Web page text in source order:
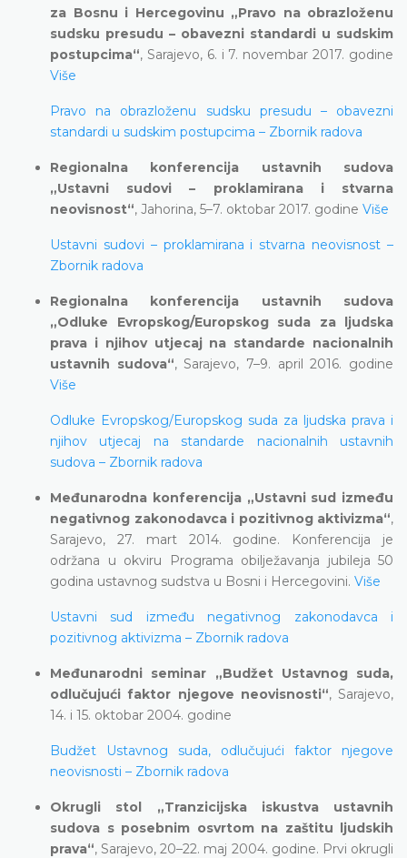
za Bosnu i Hercegovinu „Pravo na obrazloženu
sudsku presudu – obavezni standardi u sudskim
postupcima“, Sarajevo, 6. i 7. novembar 2017. godine
Više
Pravo na obrazloženu sudsku presudu – obavezni
standardi u sudskim postupcima – Zbornik radova
Regionalna konferencija ustavnih sudova
„Ustavni sudovi – proklamirana i stvarna
neovisnost“, Jahorina, 5–7. oktobar 2017. godine Više
Ustavni sudovi – proklamirana i stvarna neovisnost –
Zbornik radova
Regionalna konferencija ustavnih sudova
„Odluke Evropskog/Europskog suda za ljudska
prava i njihov utjecaj na standarde nacionalnih
ustavnih sudova“, Sarajevo, 7–9. april 2016. godine
Više
Odluke Evropskog/Europskog suda za ljudska prava i
njihov utjecaj na standarde nacionalnih ustavnih
sudova – Zbornik radova
Međunarodna konferencija „Ustavni sud između
negativnog zakonodavca i pozitivnog aktivizma“,
Sarajevo, 27. mart 2014. godine. Konferencija je
održana u okviru Programa obilježavanja jubileja 50
godina ustavnog sudstva u Bosni i Hercegovini. Više
Ustavni sud između negativnog zakonodavca i
pozitivnog aktivizma – Zbornik radova
Međunarodni seminar „Budžet Ustavnog suda,
odlučujući faktor njegove neovisnosti“, Sarajevo,
14. i 15. oktobar 2004. godine
Budžet Ustavnog suda, odlučujući faktor njegove
neovisnosti – Zbornik radova
Okrugli stol „Tranzicijska iskustva ustavnih
sudova s posebnim osvrtom na zaštitu ljudskih
prava“, Sarajevo, 20–22. maj 2004. godine. Prvi okrugli